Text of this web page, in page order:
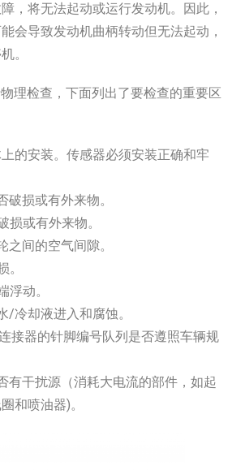
，将无法起动或运行发动机。因此，
会导致发动机曲柄转动但无法起动，
。
理检查，下面列出了要检查的重要区
的安装。传感器必须安装正确和牢
破损或有外来物。
损或有外来物。
之间的空气间隙。
。
浮动。
/冷却液进入和腐蚀。
接器的针脚编号队列是否遵照车辆规
有干扰源（消耗大电流的部件，如起
和喷油器)。